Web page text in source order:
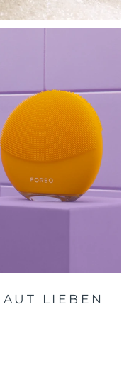
LIEBEN
Lieferung
Lieferung8/12/26
Lieferung 8/9/26
Lieferung8/13/26